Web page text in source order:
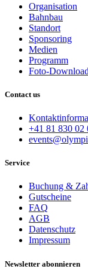
Organisation
Bahnbau
Standort
Sponsoring
Medien
Programm
Foto-Download
Contact us
+41 81 830 02
Service
Buchung &
Gutscheine
FAQ
AGB
Datenschutz
Impressum
Newsletter abonnieren